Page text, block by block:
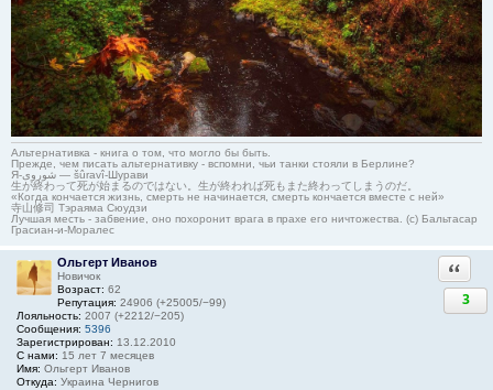
Альтернативка - книга о том, что могло бы быть.
Прежде, чем писать альтернативку - вспомни, чьи танки стояли в Берлине?
Я-شوروی — šûravî-Шурави
生が終わって死が始まるのではない。生が終われば死もまた終わってしまうのだ。
«Когда кончается жизнь, смерть не начинается, смерть кончается вместе с ней»
寺山修司 Тэраяма Сюудзи
Лучшая месть - забвение, оно похоронит врага в прахе его ничтожества. (с) Бальтасар
Грасиан-и-Моралес
Ольгерт Иванов
Новичок
Возраст: 62
Репутация: 24906 (+25005/−99)
Лояльность: 2007 (+2212/−205)
Сообщения: 5396
Зарегистрирован: 13.12.2010
С нами: 15 лет 7 месяцев
Имя: Ольгерт Иванов
Откуда: Украина Чернигов
3